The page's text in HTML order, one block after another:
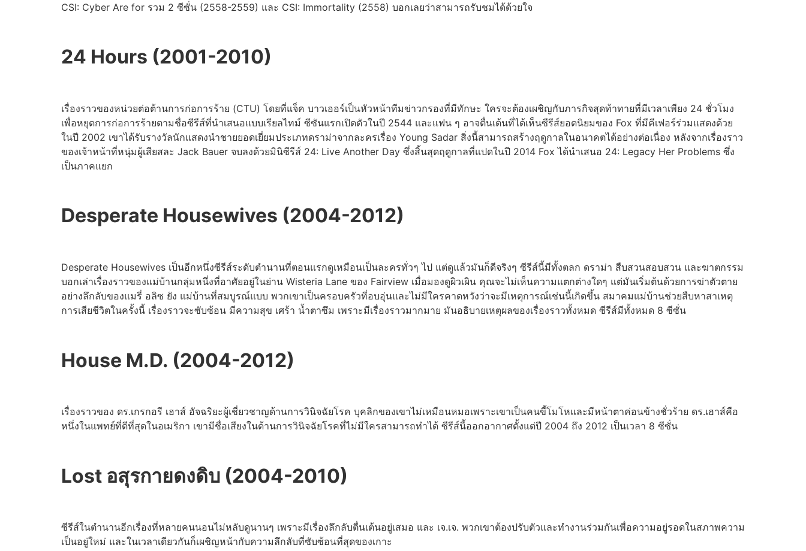
CSI: Cyber Are for รวม 2 ซีซั่น (2558-2559) และ CSI: Immortality (2558) บอกเลยว่าสามารถรับชมได้ด้วยใจ
24 Hours (2001-2010)
เรื่องราวของหน่วยต่อต้านการก่อการร้าย (CTU) โดยที่แจ็ค บาวเออร์เป็นหัวหน้าทีมข่าวกรองที่มีทักษะ ใครจะต้องเผชิญกับภารกิจสุดท้าทายที่มีเวลาเพียง 24 ชั่วโมง
เพื่อหยุดการก่อการร้ายตามชื่อซีรีส์ที่นำเสนอแบบเรียลไทม์ ซีซันแรกเปิดตัวในปี 2544 และแฟน ๆ อาจตื่นเต้นที่ได้เห็นซีรีส์ยอดนิยมของ Fox ที่มีคีเฟอร์ร่วมแสดงด้วย
ในปี 2002 เขาได้รับรางวัลนักแสดงนำชายยอดเยี่ยมประเภทดราม่าจากละครเรื่อง Young Sadar สิ่งนี้สามารถสร้างฤดูกาลในอนาคตได้อย่างต่อเนื่อง หลังจากเรื่องราว
ของเจ้าหน้าที่หนุ่มผู้เสียสละ Jack Bauer จบลงด้วยมินิซีรีส์ 24: Live Another Day ซึ่งสิ้นสุดฤดูกาลที่แปดในปี 2014 Fox ได้นำเสนอ 24: Legacy Her Problems ซึ่ง
เป็นภาคแยก
Desperate Housewives (2004-2012)
Desperate Housewives เป็นอีกหนึ่งซีรีส์ระดับตำนานที่ตอนแรกดูเหมือนเป็นละครทั่วๆ ไป แต่ดูแล้วมันก็ดีจริงๆ ซีรีส์นี้มีทั้งตลก ดราม่า สืบสวนสอบสวน และฆาตกรรม
บอกเล่าเรื่องราวของแม่บ้านกลุ่มหนึ่งที่อาศัยอยู่ในย่าน Wisteria Lane ของ Fairview เมื่อมองดูผิวเผิน คุณจะไม่เห็นความแตกต่างใดๆ แต่มันเริ่มต้นด้วยการฆ่าตัวตาย
อย่างลึกลับของแมรี่ อลิซ ยัง แม่บ้านที่สมบูรณ์แบบ พวกเขาเป็นครอบครัวที่อบอุ่นและไม่มีใครคาดหวังว่าจะมีเหตุการณ์เช่นนี้เกิดขึ้น สมาคมแม่บ้านช่วยสืบหาสาเหตุ
การเสียชีวิตในครั้งนี้ เรื่องราวจะซับซ้อน มีความสุข เศร้า น้ำตาซึม เพราะมีเรื่องราวมากมาย มันอธิบายเหตุผลของเรื่องราวทั้งหมด ซีรีส์มีทั้งหมด 8 ซีซั่น
House M.D. (2004-2012)
เรื่องราวของ ดร.เกรกอรี เฮาส์ อัจฉริยะผู้เชี่ยวชาญด้านการวินิจฉัยโรค บุคลิกของเขาไม่เหมือนหมอเพราะเขาเป็นคนขี้โมโหและมีหน้าตาค่อนข้างชั่วร้าย ดร.เฮาส์คือ
หนึ่งในแพทย์ที่ดีที่สุดในอเมริกา เขามีชื่อเสียงในด้านการวินิจฉัยโรคที่ไม่มีใครสามารถทำได้ ซีรีส์นี้ออกอากาศตั้งแต่ปี 2004 ถึง 2012 เป็นเวลา 8 ซีซั่น
Lost อสุรกายดงดิบ (2004-2010)
ซีรีส์ในตำนานอีกเรื่องที่หลายคนนอนไม่หลับดูนานๆ เพราะมีเรื่องลึกลับตื่นเต้นอยู่เสมอ และ เจ.เจ. พวกเขาต้องปรับตัวและทำงานร่วมกันเพื่อความอยู่รอดในสภาพความ
เป็นอยู่ใหม่ และในเวลาเดียวกันก็เผชิญหน้ากับความลึกลับที่ซับซ้อนที่สุดของเกาะ